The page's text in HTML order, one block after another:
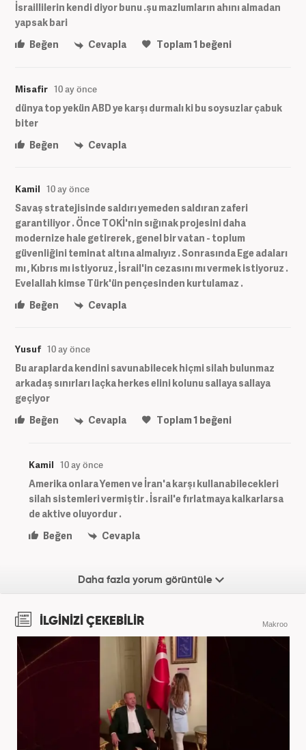
İsraillilerin kendi diyor bunu .şu mazlumların ahını almadan
yapsak bari
Beğen
Cevapla Toplam1 beğeni
Misafir 10 ay önce
dünya top yekün ABD ye karşı durmalı ki bu soysuzlar çabuk
biter
Beğen
Cevapla
Kamil 10 ay önce
Savaş stratejisinde saldırı yemeden saldıran zaferi
garantiliyor . Önce TOKİ'nin sığınak projesini daha
modernize hale getirerek , genel bir vatan - toplum
güvenliğini teminat altına almalıyız . Sonrasında Ege adaları
mı , Kıbrıs mı istiyoruz , İsrail'in cezasını mı vermek istiyoruz .
Evelallah kimse Türk'ün pençesinden kurtulamaz .
Beğen
Cevapla
Yusuf 10 ay önce
Bu araplarda kendini savunabilecek hiçmi silah bulunmaz
arkadaş sınırları laçka herkes elini kolunu sallaya sallaya
geçiyor
Beğen
Cevapla Toplam1 beğeni
Kamil 10 ay önce
Amerika onlara Yemen ve İran'a karşı kullanabilecekleri
silah sistemleri vermiştir . İsrail'e fırlatmaya kalkarlarsa
de aktive oluyordur .
Beğen
Cevapla
Daha fazla yorum görüntüle
İLGİNİZİ ÇEKEBİLİR Makroo